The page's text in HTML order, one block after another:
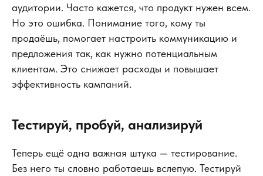
аудитории. Часто кажется, что продукт нужен всем.
Но это ошибка. Понимание того, кому ты
продаёшь, помогает настроить коммуникацию и
предложения так, как нужно потенциальным
клиентам. Это снижает расходы и повышает
эффективность кампаний.
Тестируй, пробуй, анализируй
Теперь ещё одна важная штука — тестирование.
Без него ты словно работаешь вслепую. Тестируй